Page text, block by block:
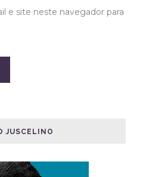
e site neste navegador para
JUSCELINO